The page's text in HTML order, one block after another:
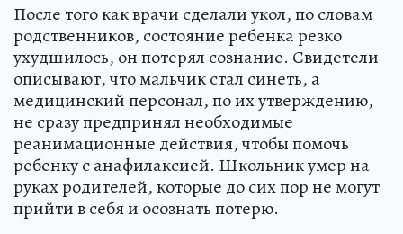
После того как врачи сделали укол, по словам
родственников, состояние ребенка резко
ухудшилось, он потерял сознание. Свидетели
описывают, что мальчик стал синеть, а
медицинский персонал, по их утверждению,
не сразу предпринял необходимые
реанимационные действия, чтобы помочь
ребенку с анафилаксией. Школьник умер на
руках родителей, которые до сих пор не могут
прийти в себя и осознать потерю.